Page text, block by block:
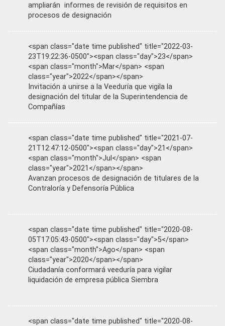
ampliarán informes de revisión de requisitos en
procesos de designación
<span class="date time published" title="2022-03-
23T19:22:36-0500"><span class="day">23</span>
<span class="month">Mar</span> <span
class="year">2022</span></span>
Invitación a unirse a la Veeduría que vigila la
designación del titular de la Superintendencia de
Compañías
<span class="date time published" title="2021-07-
21T12:47:12-0500"><span class="day">21</span>
<span class="month">Jul</span> <span
class="year">2021</span></span>
Avanzan procesos de designación de titulares de la
Contraloría y Defensoría Pública
<span class="date time published" title="2020-08-
05T17:05:43-0500"><span class="day">5</span>
<span class="month">Ago</span> <span
class="year">2020</span></span>
Ciudadanía conformará veeduría para vigilar
liquidación de empresa pública Siembra
<span class="date time published" title="2020-08-